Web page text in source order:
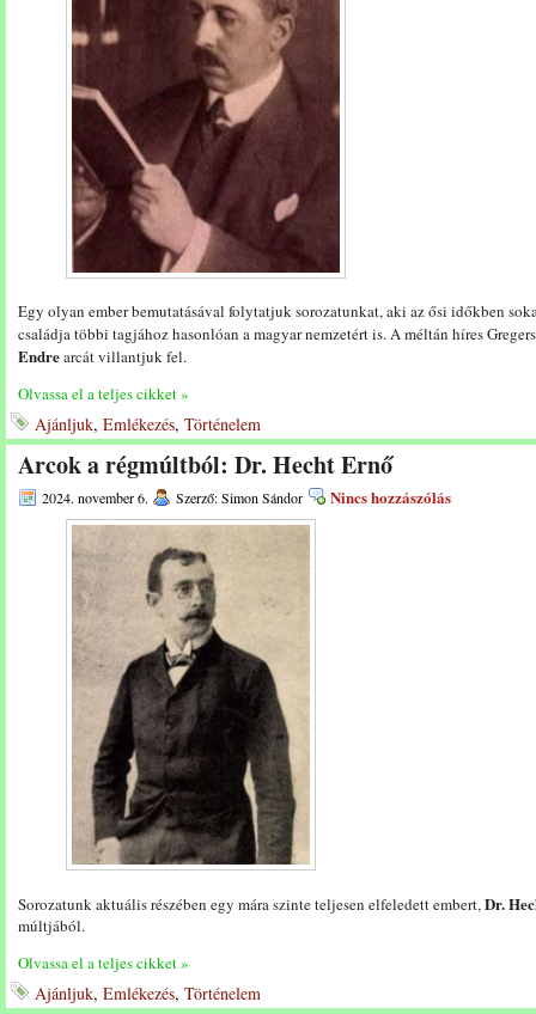
Egy olyan ember bemutatásával folytatjuk sorozatunkat, aki az ősi időkben
családja többi tagjához hasonlóan a magyar nemzetért is. A méltán híres
Endrearcát villantjuk fel.
Olvassa el a teljes cikket »
Ajánljuk, Emlékezés, Történelem
Arcok a régmúltból: Dr. Hecht Ernő
2024. november 6. Szerző: Simon Sándor Nincs hozzászólás
Sorozatunk aktuális részében egy mára szinte teljesen elfeledett embert,Dr.
múltjából.
Olvassa el a teljes cikket »
Ajánljuk, Emlékezés, Történelem